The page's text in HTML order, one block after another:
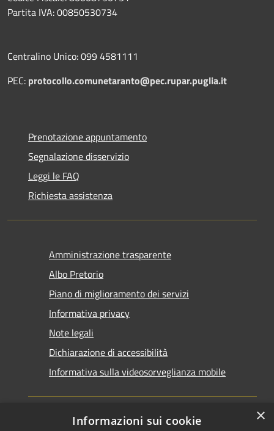
Partita IVA: 00850530734
Centralino Unico: 099 4581111
PEC: protocollo.comunetaranto@pec.rupar.puglia.it
Prenotazione appuntamento
Segnalazione disservizio
Leggi le FAQ
Richiesta assistenza
Amministrazione trasparente
Albo Pretorio
Piano di miglioramento dei servizi
Informativa privacy
Note legali
Dichiarazione di accessibilità
Informativa sulla videosorveglianza mobile
×
Informazioni sui cookie